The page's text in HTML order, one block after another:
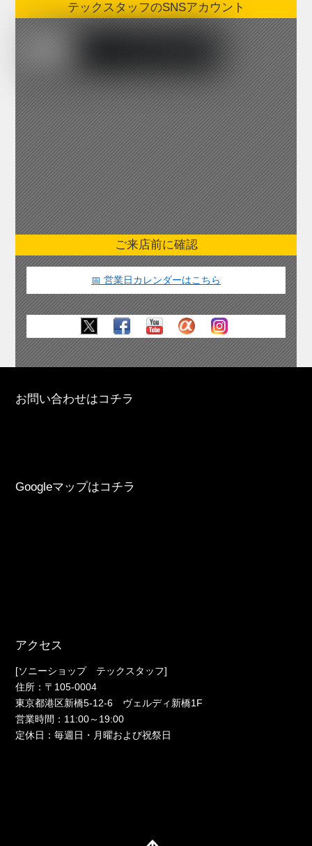
テックスタッフのSNSアカウント
ご来店前に確認
📅 営業日カレンダーはこちら
お問い合わせはコチラ
Googleマップはコチラ
アクセス
[ソニーショップ テックスタッフ]
住所：〒105-0004
東京都港区新橋5-12-6 ヴェルディ新橋1F
営業時間：11:00～19:00
定休日：毎週日・月曜および祝祭日